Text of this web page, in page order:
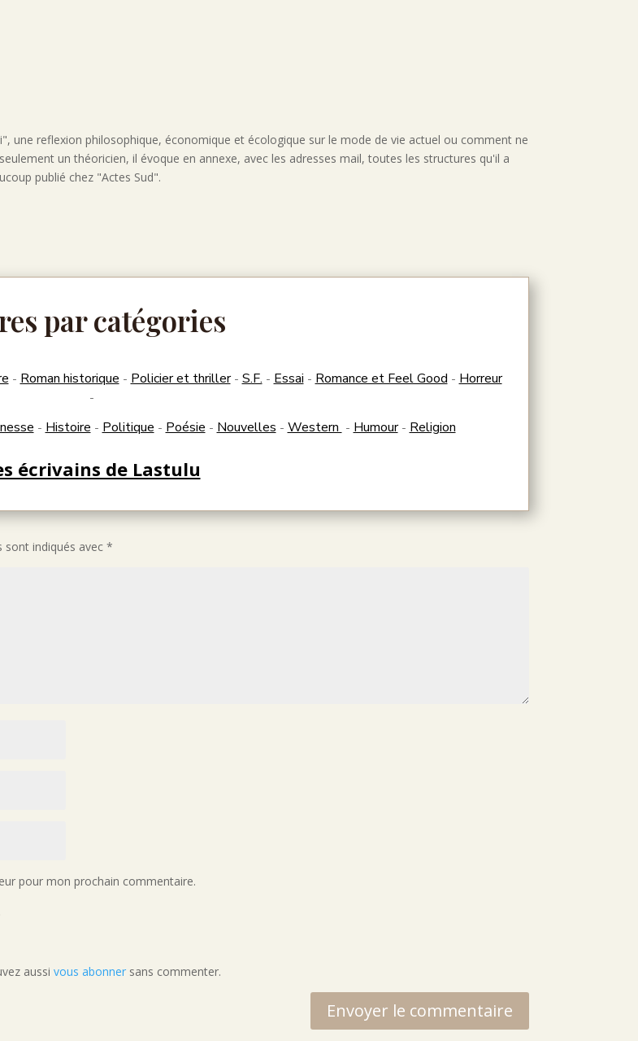
une reflexion philosophique, économique et écologique sur le mode de vie actuel ou comment ne
un théoricien, il évoque en annexe, avec les adresses mail, toutes les structures qu'il a
publié chez "Actes Sud".
par catégories
- Roman historique - Policier et thriller- S.F. - Essai - Romance et Feel Good - Horreur
-
- Histoire - Politique - Poésie - Nouvelles - Western - Humour- Religion
écrivains de Lastulu
sont indiqués avec*
pour mon prochain commentaire.
aussivous abonner sans commenter.
Envoyer le commentaire